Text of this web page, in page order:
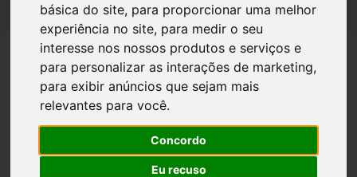
básica do site, para proporcionar uma melhor
experiência no site, para medir o seu
interesse nos nossos produtos e serviços e
para personalizar as interações de marketing,
para exibir anúncios que sejam mais
relevantes para você.
Concordo
Eu recuso
Quem escreve